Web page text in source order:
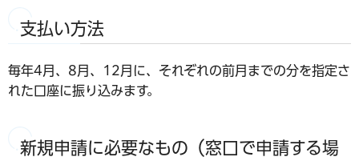
支払い方法
毎年4月、8月、12月に、それぞれの前月までの分を指定さ
れた口座に振り込みます。
新規申請に必要なもの（窓口で申請する場